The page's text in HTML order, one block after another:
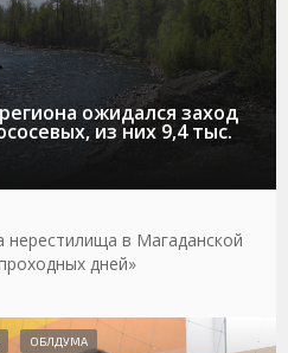
ожидался заход
из них 9,4 тыс.
нерестилища в Магаданской
дней»
ОБЛДУМА